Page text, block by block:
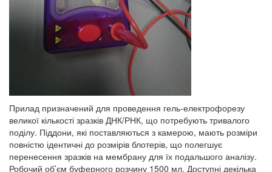
Прилад призначений для проведення гель-електрофорезу
великої кількості зразків ДНК/РНК, що потребують тривалого
поділу. Піддони, які поставляються з камерою, мають розміри
повністю ідентичні до розмірів блотерів, що полегшує
перенесення зразків на мембрану для їх подальшого аналізу.
Робочий об’єм буферного розчину 1500 мл. Доступні декілька